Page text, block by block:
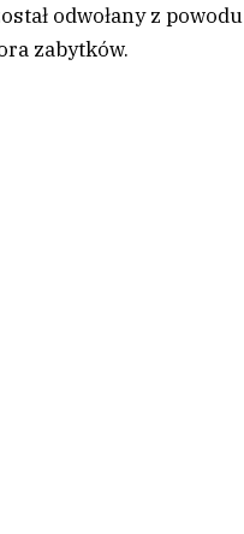
odwołany z powodu
zabytków.